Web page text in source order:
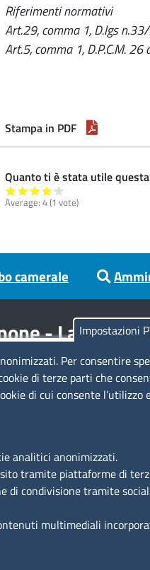
Riferimenti normativi
Art.29, comma 1, D.lgs
Art.5, comma 1, D.P.C.M.
Stampa in PDF
Quanto ti è stata utile
Average: 4(1 vote)
camerale
- Latina
Codici
Codice Fiscale e Partita
Impostazioni
Per consentire
di terze parti che
di cui consente
analitici anonimizzati.
tramite piattaforme di
di condivisione tramite
multimediali